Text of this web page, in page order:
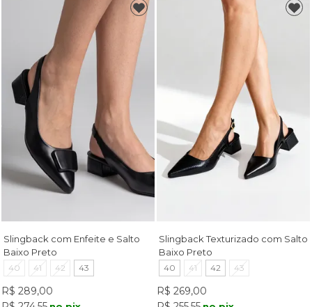
Slingback com Enfeite e Salto
Baixo Preto
40 41 42 43
R$ 289,00
Slingback Texturizado com Salto
Baixo Preto
40 41 42 43
R$ 269,00